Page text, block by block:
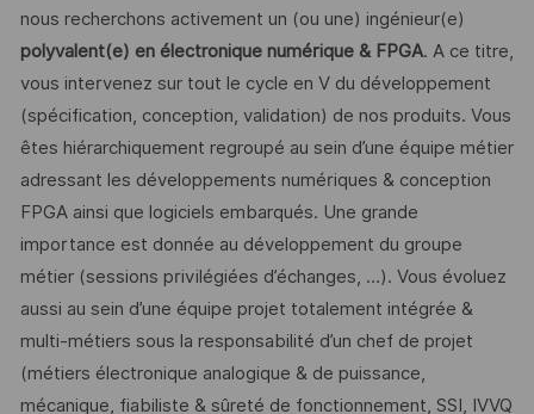
nous recherchons activement un (ou une) ingénieur(e)
polyvalent(e) en électronique numérique & FPGA. A ce titre,
vous intervenez sur tout le cycle en V du développement
(spécification, conception, validation) de nos produits. Vous
êtes hiérarchiquement regroupé au sein d’une équipe métier
adressant les développements numériques & conception
FPGA ainsi que logiciels embarqués. Une grande
importance est donnée au développement du groupe
métier (sessions privilégiées d’échanges, …). Vous évoluez
aussi au sein d’une équipe projet totalement intégrée &
multi-métiers sous la responsabilité d’un chef de projet
(métiers électronique analogique & de puissance,
mécanique, fiabiliste & sûreté de fonctionnement, SSI, IVVQ